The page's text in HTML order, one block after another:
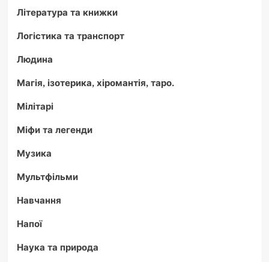
Література та книжки
Логістика та транспорт
Людина
Магія, ізотерика, хіромантія, таро.
Мілітарі
Міфи та легенди
Музика
Мультфільми
Навчання
Напої
Наука та природа